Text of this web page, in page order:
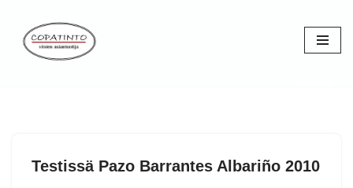
Skip
Testissä Pazo Barrantes Albariño 2010